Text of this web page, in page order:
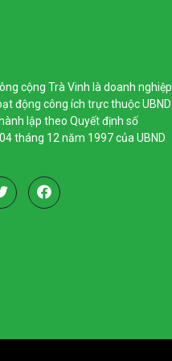
cộng Trà Vinh là doanh nghiệp
động công ích trực thuộc UBND
lập theo Quyết định số
tháng 12 năm 1997 của UBND